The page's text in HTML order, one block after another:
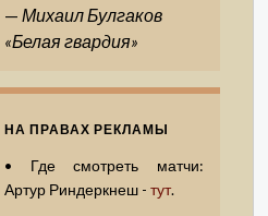
— Михаил Булгаков
«Белая гвардия»
НА ПРАВАХ РЕКЛАМЫ
• Где смотреть матчи:
Артур Риндеркнеш - тут.